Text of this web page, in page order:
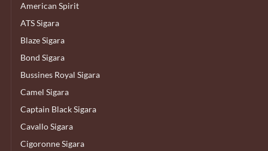
American Spirit
ATS Sigara
Blaze Sigara
Bond Sigara
Bussines Royal Sigara
Camel Sigara
Captain Black Sigara
Cavallo Sigara
Cigoronne Sigara